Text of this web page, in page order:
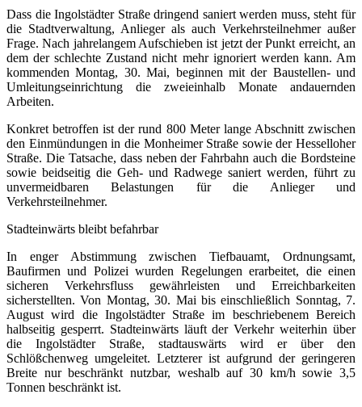
Dass die Ingolstädter Straße dringend saniert werden muss, steht für
die Stadtverwaltung, Anlieger als auch Verkehrsteilnehmer außer
Frage. Nach jahrelangem Aufschieben ist jetzt der Punkt erreicht, an
dem der schlechte Zustand nicht mehr ignoriert werden kann. Am
kommenden Montag, 30. Mai, beginnen mit der Baustellen- und
Umleitungseinrichtung die zweieinhalb Monate andauernden
Arbeiten.
Konkret betroffen ist der rund 800 Meter lange Abschnitt zwischen
den Einmündungen in die Monheimer Straße sowie der Hesselloher
Straße. Die Tatsache, dass neben der Fahrbahn auch die Bordsteine
sowie beidseitig die Geh- und Radwege saniert werden, führt zu
unvermeidbaren Belastungen für die Anlieger und
Verkehrsteilnehmer.
Stadteinwärts bleibt befahrbar
In enger Abstimmung zwischen Tiefbauamt, Ordnungsamt,
Baufirmen und Polizei wurden Regelungen erarbeitet, die einen
sicheren Verkehrsfluss gewährleisten und Erreichbarkeiten
sicherstellten. Von Montag, 30. Mai bis einschließlich Sonntag, 7.
August wird die Ingolstädter Straße im beschriebenem Bereich
halbseitig gesperrt. Stadteinwärts läuft der Verkehr weiterhin über
die Ingolstädter Straße, stadtauswärts wird er über den
Schlößchenweg umgeleitet. Letzterer ist aufgrund der geringeren
Breite nur beschränkt nutzbar, weshalb auf 30 km/h sowie 3,5
Tonnen beschränkt ist.